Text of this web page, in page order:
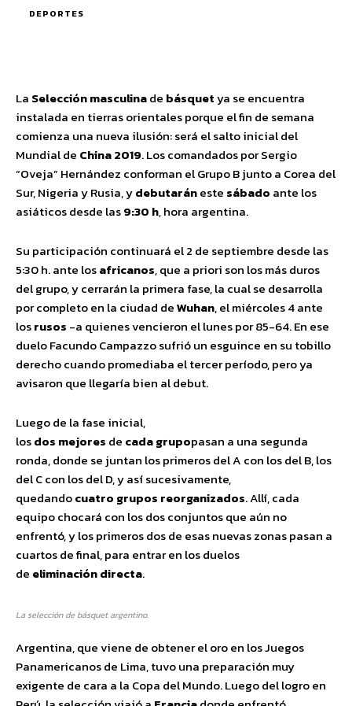
DEPORTES
La Selecciónmasculinade básquetya se encuentra
instalada en tierras orientales porque el fin de semana
comienza una nueva ilusión: será el salto inicial del
Mundial de China2019. Los comandados por Sergio
“Oveja” Hernández conforman el Grupo B junto a Corea del
Sur, Nigeria y Rusia, ydebutaráneste sábado ante los
asiáticos desde las9:30 h, hora argentina.
Su participación continuará el 2 de septiembre desde las
5:30 h. ante losafricanos, que a priori son los más duros
del grupo, y cerrarán la primera fase, la cual se desarrolla
por completo en la ciudad deWuhan, el miércoles 4 ante
losrusos -a quienes vencieron el lunes por 85-64. En ese
duelo Facundo Campazzo sufrió un esguince en su tobillo
derecho cuando promediaba el tercer período, pero ya
avisaron que llegaría bien al debut.
Luego de la fase inicial,
losdos mejores de cadagrupopasan a una segunda
ronda, donde se juntan los primeros del A con los del B, los
del C con los del D, y así sucesivamente,
quedandocuatro grupos reorganizados. Allí, cada
equipo chocará con los dos conjuntos que aún no
enfrentó, y los primeros dos de esas nuevas zonas pasan a
cuartos de final, para entrar en los duelos
de eliminacióndirecta.
La selección de básquet argentino.
Argentina, que viene de obtener el oro en los Juegos
Panamericanos de Lima, tuvo una preparación muy
exigente de cara a la Copa del Mundo. Luego del logro en